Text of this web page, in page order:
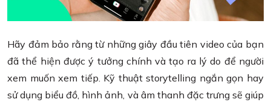
Hãy đảm bảo rằng từ những giây đầu tiên video của bạn
đã thể hiện được ý tưởng chính và tạo ra lý do để người
xem muốn xem tiếp. Kỹ thuật storytelling ngắn gọn hay
sử dụng biểu đồ, hình ảnh, và âm thanh đặc trưng sẽ giúp